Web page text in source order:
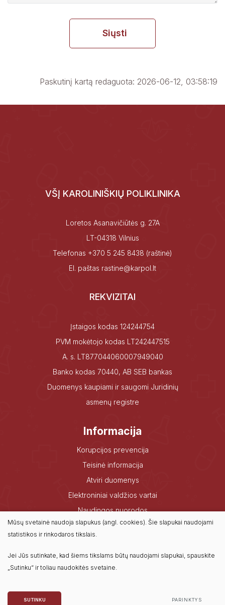
Siųsti
Paskutinį kartą redaguota: 2026-06-12, 03:58:19
VŠĮ KAROLINIŠKIŲ POLIKLINIKA
Loretos Asanavičiūtės g. 27A
LT-04318 Vilnius
Telefonas +370 5 245 8438 (raštinė)
El. paštas rastine@karpol.lt
REKVIZITAI
Įstaigos kodas 124244754
PVM mokėtojo kodas LT242447515
A. s. LT877044060007949040
Banko kodas 70440, AB SEB bankas
Duomenys kaupiami ir saugomi Juridinių
asmenų registre
Informacija
Korupcijos prevencija
Teisinė informacija
Atviri duomenys
Elektroniniai valdžios vartai
Naudingos nuorodos
Dažniausiai užduodami klausimai
Mūsų svetainė naudoja slapukus (angl. cookies). Šie slapukai naudojami
statistikos ir rinkodaros tikslais.
Jei Jūs sutinkate, kad šiems tikslams būtų naudojami slapukai, spauskite
„Sutinku“ ir toliau naudokitės svetaine.
SUTINKU PARINKTYS